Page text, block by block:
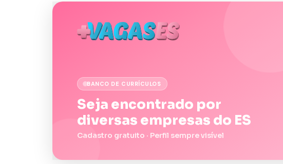
BANCO DE CURRÍCULOS
Seja encontrado por
diversas empresas do ES
Cadastro gratuito · Perfil sempre visível